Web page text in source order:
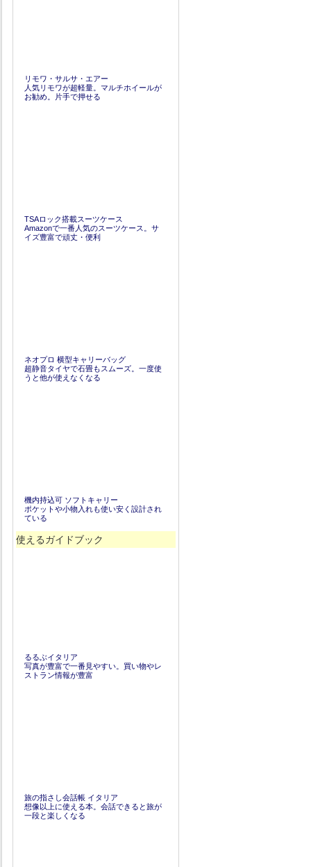
リモワ・サルサ・エアー
人気リモワが超軽量。マルチホイールが
お勧め。片手で押せる
TSAロック搭載スーツケース
Amazonで一番人気のスーツケース。サ
イズ豊富で頑丈・便利
ネオプロ 横型キャリーバッグ
超静音タイヤで石畳もスムーズ。一度使
うと他が使えなくなる
機内持込可 ソフトキャリー
ポケットや小物入れも使い安く設計され
ている
使えるガイドブック
るるぶイタリア
写真が豊富で一番見やすい。買い物やレ
ストラン情報が豊富
旅の指さし会話帳 イタリア
想像以上に使える本。会話できると旅が
一段と楽しくなる